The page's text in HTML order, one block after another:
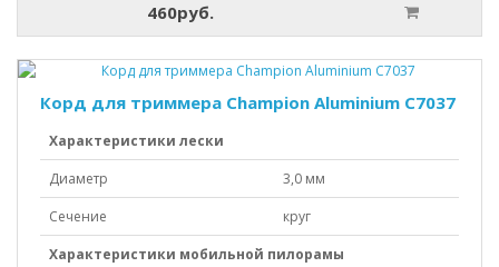
460руб.
Корд для триммера Champion Aluminium C7037
Характеристики лески
Диаметр
3,0 мм
Сечение
круг
Характеристики мобильной пилорамы